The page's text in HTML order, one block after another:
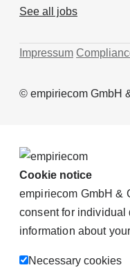
See all jobs
Impressum
© empiriecom GmbH
Cookie notice
empiriecom GmbH &
consent for individual
information about
Necessary cookies